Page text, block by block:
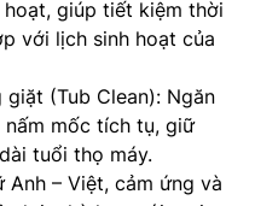
giúp tiết kiệm thời
với lịch sinh hoạt của
(Tub Clean): Ngăn
nấm mốc tích tụ, giữ
tuổi thọ máy.
Anh – Việt, cảm ứng và